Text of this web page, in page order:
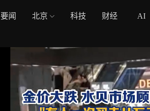
要闻 北京 科技 财经 AI